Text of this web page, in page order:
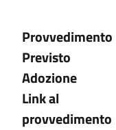
Provvedimento
Previsto
Adozione
Link al
provvedimento